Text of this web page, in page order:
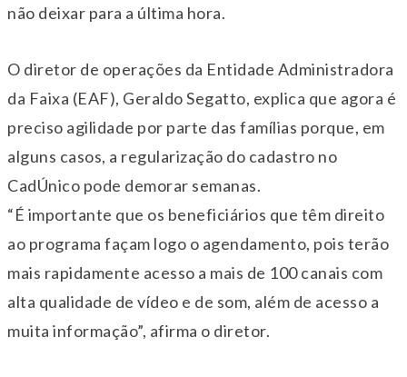
não deixar para a última hora.
O diretor de operações da Entidade Administradora
da Faixa (EAF), Geraldo Segatto, explica que agora é
preciso agilidade por parte das famílias porque, em
alguns casos, a regularização do cadastro no
CadÚnico pode demorar semanas.
“É importante que os beneficiários que têm direito
ao programa façam logo o agendamento, pois terão
mais rapidamente acesso a mais de 100 canais com
alta qualidade de vídeo e de som, além de acesso a
muita informação”, afirma o diretor.